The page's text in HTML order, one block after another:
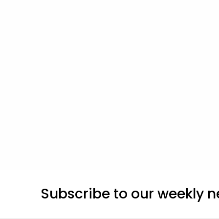
Subscribe to our weekly